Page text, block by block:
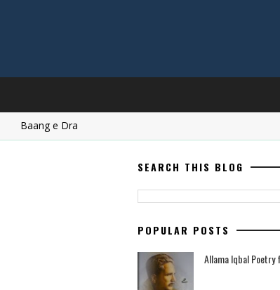
Baang e Dra
SEARCH THIS BLOG
POPULAR POSTS
Allama Iqbal